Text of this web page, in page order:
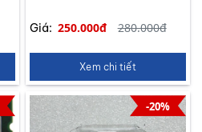
Giá: 250.000đ 280.000đ
Xem chi tiết
-20%